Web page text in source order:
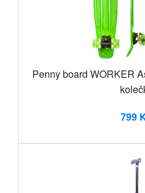
Penny board WORKER
799